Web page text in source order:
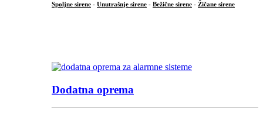
Spoljne sirene - Unutrašnje sirene - Bežične sirene - Žičane sirene
Dodatna oprema